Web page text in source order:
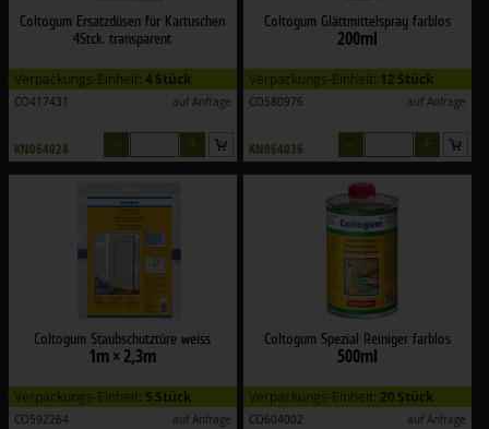
Coltogum Ersatzdüsen für Kartuschen
4Stck. transparent
Verpackungs-Einheit: 4 Stück
CO417431 auf Anfrage
KN064024
Coltogum Glättmittelspray farblos
200ml
Verpackungs-Einheit: 12 Stück
CO580976 auf Anfrage
KN064036
Coltogum Staubschutztüre weiss
1m × 2,3m
Verpackungs-Einheit: 5 Stück
CO592264 auf Anfrage
Coltogum Spezial Reiniger farblos
500ml
Verpackungs-Einheit: 20 Stück
CO604002 auf Anfrage